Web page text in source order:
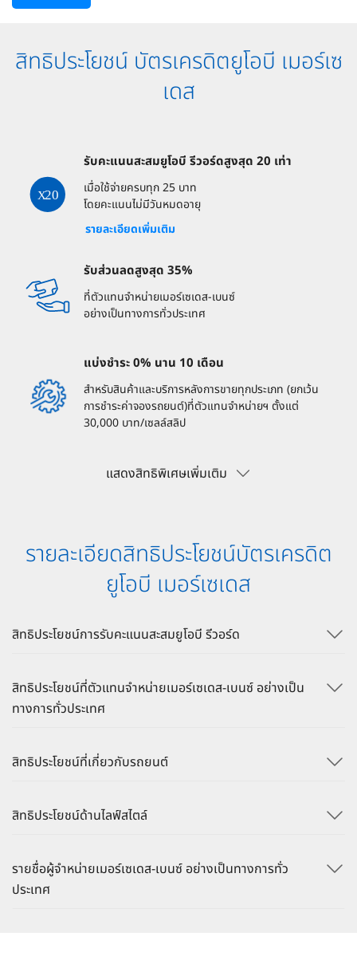
สิทธิประโยชน์ บัตรเครดิตยูโอบี เมอร์เซ
เดส
รับคะแนนสะสมยูโอบี รีวอร์ดสูงสุด 20 เท่า
เมื่อใช้จ่ายครบทุก 25 บาท
โดยคะแนนไม่มีวันหมดอายุ
รายละเอียดเพิ่มเติม
รับส่วนลดสูงสุด 35%
ที่ตัวแทนจำหน่ายเมอร์เซเดส-เบนซ์
อย่างเป็นทางการทั่วประเทศ​
แบ่งชำระ 0% นาน 10 เดือน
สำหรับสินค้าและบริการหลังการขายทุกประเภท (ยกเว้น
การชำระค่าจองรถยนต์)ที่ตัวแทนจำหน่ายฯ ตั้งแต่
30,000 บาท/เซลล์สลิป
แสดงสิทธิพิเศษเพิ่มเติม
รายละเอียดสิทธิประโยชน์บัตรเครดิต
ยูโอบี เมอร์เซเดส
สิทธิประโยชน์การรับคะแนนสะสมยูโอบี รีวอร์ด
สิทธิประโยชน์ที่ตัวแทนจำหน่ายเมอร์เซเดส-เบนซ์ อย่างเป็น
ทางการทั่วประเทศ
สิทธิประโยชน์ที่เกี่ยวกับรถยนต์
สิทธิประโยชน์ด้านไลฟ์สไตล์
รายชื่อผู้จำหน่ายเมอร์เซเดส-เบนซ์ อย่างเป็นทางการทั่ว
ประเทศ